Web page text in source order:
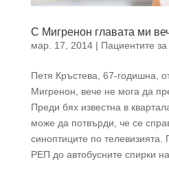
С Мигренон главата ми
мар. 17, 2014| Пациентите
Петя Кръстева, 67-годишна,
Мигренон, вече не мога да
Преди бях известна в
може да потвърди, че се
синоптиците по
РЕП до автобусните спирки